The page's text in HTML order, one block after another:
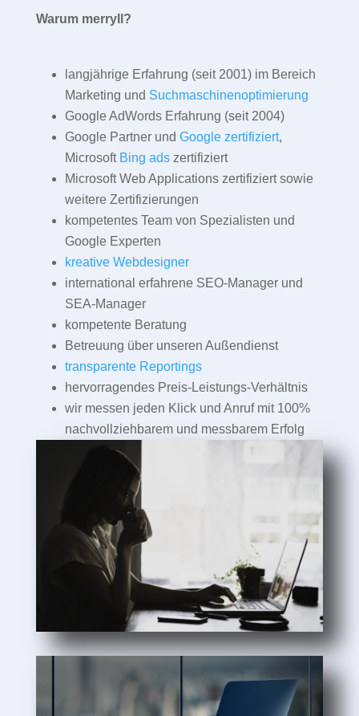
Warum merryll?
langjährige Erfahrung (seit 2001) im Bereich
Marketing und Suchmaschinenoptimierung
Google AdWords Erfahrung (seit 2004)
Google Partner und Google zertifiziert,
Microsoft Bing adszertifiziert
Microsoft Web Applications zertifiziert sowie
weitere Zertifizierungen
kompetentes Team von Spezialisten und
Google Experten
kreative Webdesigner
international erfahrene SEO-Manager und
SEA-Manager
kompetente Beratung
Betreuung über unseren Außendienst
transparente Reportings
hervorragendes Preis-Leistungs-Verhältnis
wir messen jeden Klick und Anruf mit 100%
nachvollziehbarem und messbarem Erfolg